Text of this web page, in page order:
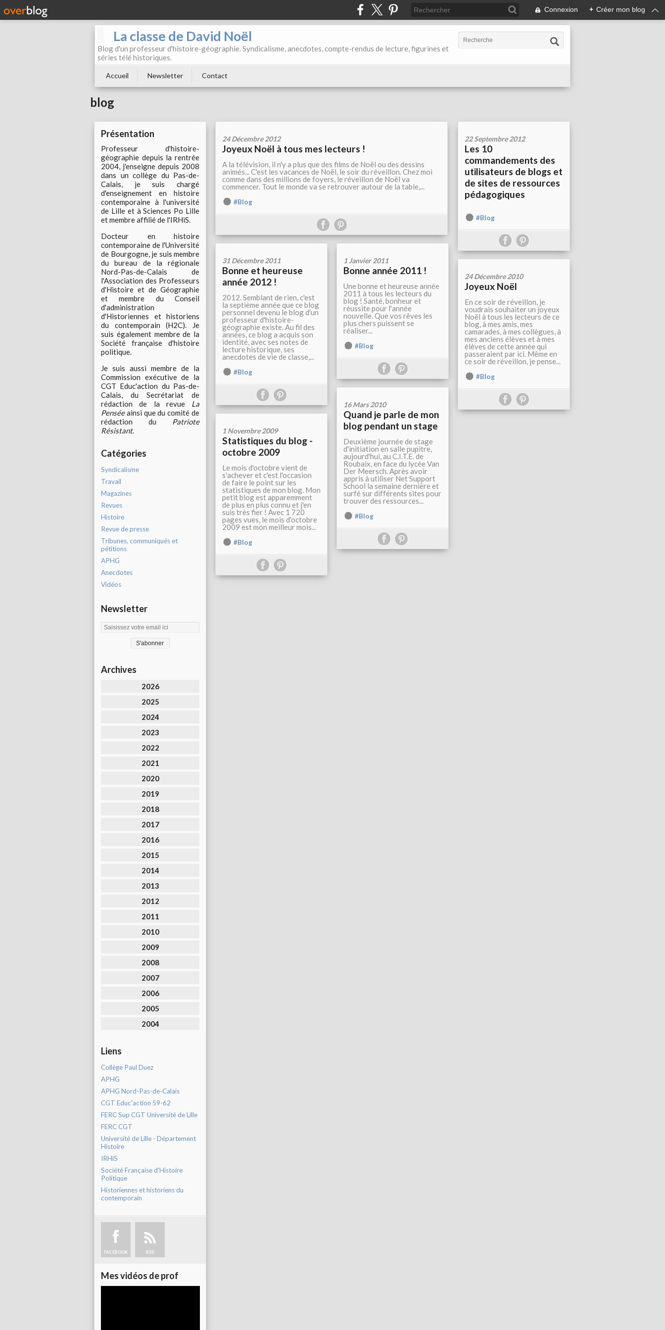
Connexion + Créer mon blog
La classe de David Noël
Blog d'un professeur d'histoire-géographie. Syndicalisme, anecdotes, compte-rendus de lecture, figurines et
séries télé historiques.
Accueil Newsletter Contact
blog
Présentation
Professeur d'histoire-
géographie depuis la rentrée
2004, j'enseigne depuis 2008
dans un collège du Pas-de-
Calais, je suis chargé
d'enseignement en histoire
contemporaine à l'université
de Lille et à Sciences Po Lille
et membre affilié de l'IRHiS.
Docteur en histoire
contemporaine de l'Université
de Bourgogne, je suis membre
du bureau de la régionale
Nord-Pas-de-Calais de
l'Association des Professeurs
d'Histoire et de Géographie
et membre du Conseil
d'administration
d'Historiennes et historiens
du contemporain (H2C). Je
suis également membre de la
Société française d'histoire
politique.
Je suis aussi membre de la
Commission exécutive de la
CGT Educ'action du Pas-de-
Calais, du Secrétariat de
rédaction de la revue La
Penséeainsi que du comité de
rédaction du Patriote
Résistant.
Catégories
Syndicalisme
Travail
Magazines
Revues
Histoire
Revue de presse
Tribunes, communiqués et
pétitions
APHG
Anecdotes
Vidéos
Newsletter
Archives
2026
2025
2024
2023
2022
2021
2020
2019
2018
2017
2016
2015
2014
2013
2012
2011
2010
2009
2008
2007
2006
2005
2004
Liens
Collège Paul Duez
APHG
APHG Nord-Pas-de-Calais
CGT Educ'action 59-62
FERC Sup CGT Université de Lille
FERC CGT
Université de Lille - Département
Histoire
IRHiS
Société Française d'Histoire
Politique
Historiennes et historiens du
contemporain
FACEBOOK RSS
Mes vidéos de prof
24 Décembre 2012
Joyeux Noël à tous mes lecteurs !
A la télévision, il n'y a plus que des films de Noël ou des dessins
animés... C'est les vacances de Noël, le soir du réveillon. Chez moi
comme dans des millions de foyers, le réveillon de Noël va
commencer. Tout le monde va se retrouver autour de la table,...
#Blog
22 Septembre 2012
Les 10
commandements des
utilisateurs de blogs et
de sites de ressources
pédagogiques
#Blog
31 Décembre 2011
Bonne et heureuse
année 2012 !
2012. Semblant de rien, c'est
la septième année que ce blog
personnel devenu le blog d'un
professeur d'histoire-
géographie existe. Au fil des
années, ce blog a acquis son
identité, avec ses notes de
lecture historique, ses
anecdotes de vie de classe,...
#Blog
1 Janvier 2011
Bonne année 2011 !
Une bonne et heureuse année
2011 à tous les lecteurs du
blog ! Santé, bonheur et
réussite pour l'année
nouvelle. Que vos rêves les
plus chers puissent se
réaliser...
#Blog
24 Décembre 2010
Joyeux Noël
En ce soir de réveillon, je
voudrais souhaiter un joyeux
Noël à tous les lecteurs de ce
blog, à mes amis, mes
camarades, à mes collègues, à
mes anciens élèves et à mes
élèves de cette année qui
passeraient par ici. Même en
ce soir de réveillon, je pense...
#Blog
16 Mars 2010
Quand je parle de mon
blog pendant un stage
Deuxième journée de stage
d'initiation en salle pupitre,
aujourd'hui, au C.I.T.E. de
Roubaix, en face du lycée Van
Der Meersch. Après avoir
appris à utiliser Net Support
School la semaine dernière et
surfé sur différents sites pour
trouver des ressources...
#Blog
1 Novembre 2009
Statistiques du blog -
octobre 2009
Le mois d'octobre vient de
s'achever et c'est l'occasion
de faire le point sur les
statistiques de mon blog. Mon
petit blog est apparemment
de plus en plus connu et j'en
suis très fier ! Avec 1 720
pages vues, le mois d'octobre
2009 est mon meilleur mois...
#Blog